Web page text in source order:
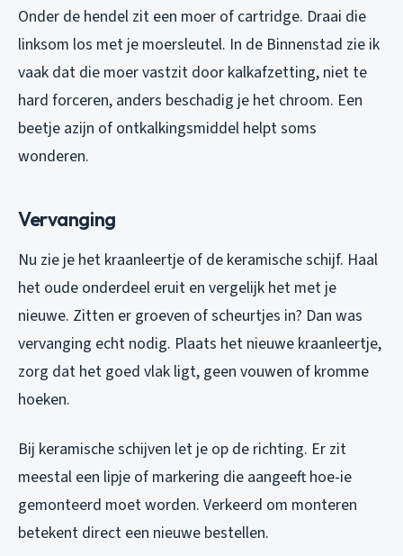
Onder de hendel zit een moer of cartridge. Draai die
linksom los met je moersleutel. In de Binnenstad zie ik
vaak dat die moer vastzit door kalkafzetting, niet te
hard forceren, anders beschadig je het chroom. Een
beetje azijn of ontkalkingsmiddel helpt soms
wonderen.
Vervanging
Nu zie je het kraanleertje of de keramische schijf. Haal
het oude onderdeel eruit en vergelijk het met je
nieuwe. Zitten er groeven of scheurtjes in? Dan was
vervanging echt nodig. Plaats het nieuwe kraanleertje,
zorg dat het goed vlak ligt, geen vouwen of kromme
hoeken.
Bij keramische schijven let je op de richting. Er zit
meestal een lipje of markering die aangeeft hoe-ie
gemonteerd moet worden. Verkeerd om monteren
betekent direct een nieuwe bestellen.